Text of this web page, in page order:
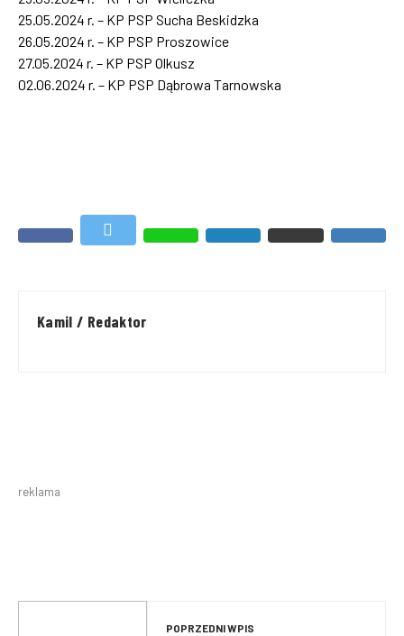
25.05.2024 r. – KP PSP Sucha Beskidzka
26.05.2024 r. – KP PSP Proszowice
27.05.2024 r. – KP PSP Olkusz
02.06.2024 r. – KP PSP Dąbrowa Tarnowska
Kamil / Redaktor
reklama
POPRZEDNI WPIS